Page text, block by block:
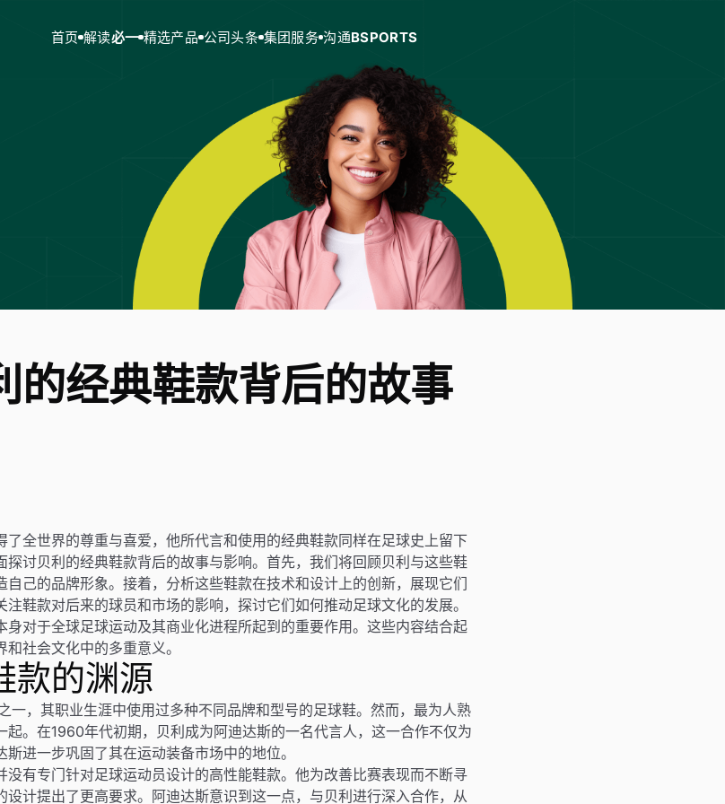
首页 解读必一 精选产品 公司头条 集团服务 沟通BSPORTS
的经典鞋款背后的故事
了全世界的尊重与喜爱，他所代言和使用的经典鞋款同样在足球史上留下
讨贝利的经典鞋款背后的故事与影响。首先，我们将回顾贝利与这些鞋
己的品牌形象。接着，分析这些鞋款在技术和设计上的创新，展现它们
鞋款对后来的球员和市场的影响，探讨它们如何推动足球文化的发展。
对于全球足球运动及其商业化进程所起到的重要作用。这些内容结合起
社会文化中的多重意义。
款的渊源
一，其职业生涯中使用过多种不同品牌和型号的足球鞋。然而，最为人熟
。在1960年代初期，贝利成为阿迪达斯的一名代言人，这一合作不仅为
进一步巩固了其在运动装备市场中的地位。
有专门针对足球运动员设计的高性能鞋款。他为改善比赛表现而不断寻
计提出了更高要求。阿迪达斯意识到这一点，与贝利进行深入合作，从